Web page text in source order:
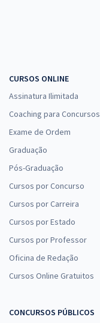
CURSOS ONLINE
Assinatura Ilimitada
Coaching para Concursos
Exame de Ordem
Graduação
Pós-Graduação
Cursos por Concurso
Cursos por Carreira
Cursos por Estado
Cursos por Professor
Oficina de Redação
Cursos Online Gratuitos
CONCURSOS PÚBLICOS